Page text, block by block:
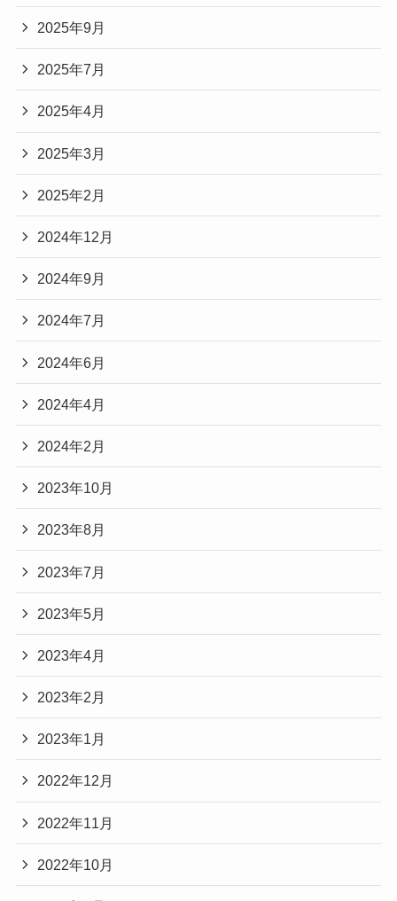
2025年9月
2025年7月
2025年4月
2025年3月
2025年2月
2024年12月
2024年9月
2024年7月
2024年6月
2024年4月
2024年2月
2023年10月
2023年8月
2023年7月
2023年5月
2023年4月
2023年2月
2023年1月
2022年12月
2022年11月
2022年10月